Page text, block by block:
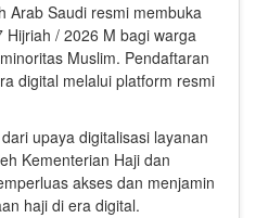
Arab Saudi resmi membuka
/ 2026 M bagi warga
Muslim. Pendaftaran
digital melalui platform resmi
upaya digitalisasi layanan
Kementerian Haji dan
akses dan menjamin
haji di era digital.